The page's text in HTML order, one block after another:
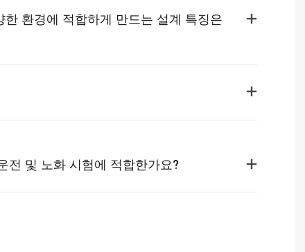
환경에 적합하게 만드는 설계 특징은
전 및 노화 시험에 적합한가요?